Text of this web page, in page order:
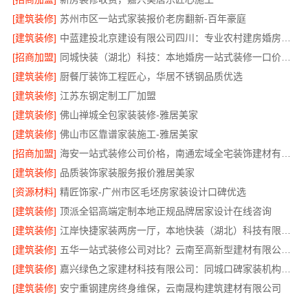
[建筑装修] 苏州市区一站式家装报价老房翻新-百年豪庭
[建筑装修]
[招商加盟]
同城快装（湖北）科技：本地婚房一站式装修一口价工期保障
[建筑装修] 厨餐厅装饰工程匠心，华居不锈钢品质优选
[建筑装修] 江苏东钢定制工厂加盟
[建筑装修] 佛山禅城全包家装装修-雅居美家
[建筑装修] 佛山市区靠谱家装施工-雅居美家
[招商加盟]
[建筑装修] 品质装饰家装服务报价雅居美家
[资源材料] 精匠饰家-广州市区毛坯房家装设计口碑优选
[建筑装修] 顶派全铝高端定制本地正规品牌居家设计在线咨询
[建筑装修]
[建筑装修]
五华一站式装修公司对比？云南至高新型建材有限公司优势明显
[建筑装修]
[建筑装修] 安宁重钢建房终身维保，云南晟构建筑建材有限公司